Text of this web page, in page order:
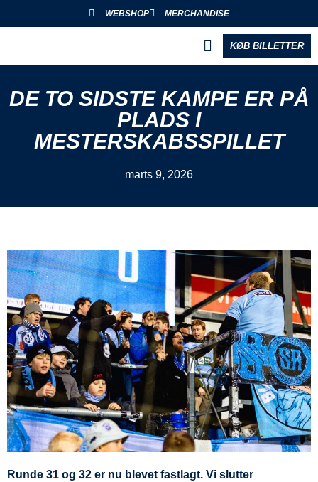
WEBSHOP MERCHANDISE
KØB BILLETTER
DE TO SIDSTE KAMPE ER PÅ
PLADS I
MESTERSKABSSPILLET
marts 9, 2026
Runde 31 og 32 er nu blevet fastlagt. Vi slutter